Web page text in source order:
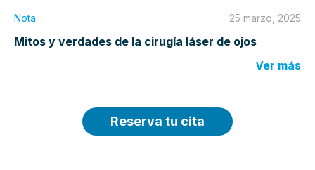
Nota 25 marzo, 2025
Mitos y verdades de la cirugía láser de ojos
Ver más
Reserva tu cita